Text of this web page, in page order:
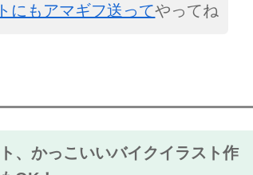
にもアマギフ送ってやってね
、かっこいいバイクイラスト作